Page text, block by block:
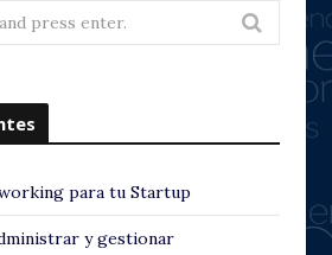
para tu Startup
y gestionar